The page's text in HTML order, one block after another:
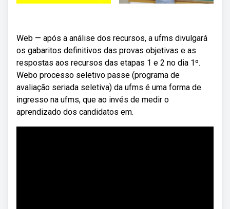
Web — após a análise dos recursos, a ufms divulgará
os gabaritos definitivos das provas objetivas e as
respostas aos recursos das etapas 1 e 2 no dia 1º.
Webo processo seletivo passe (programa de
avaliação seriada seletiva) da ufms é uma forma de
ingresso na ufms, que ao invés de medir o
aprendizado dos candidatos em.